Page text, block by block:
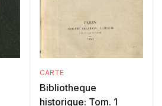
CARTE
Bibliotheque
historique: Tom. 1